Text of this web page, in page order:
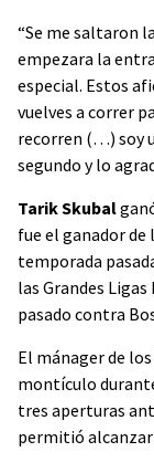
“Se me saltaron
empezara la
especial. Estos
vuelves a correr
recorren (…) soy
segundo y lo
Tarik Skubal
fue el ganador de
temporada
las Grandes
pasado contra
El mánager de
montículo
tres aperturas
permitió